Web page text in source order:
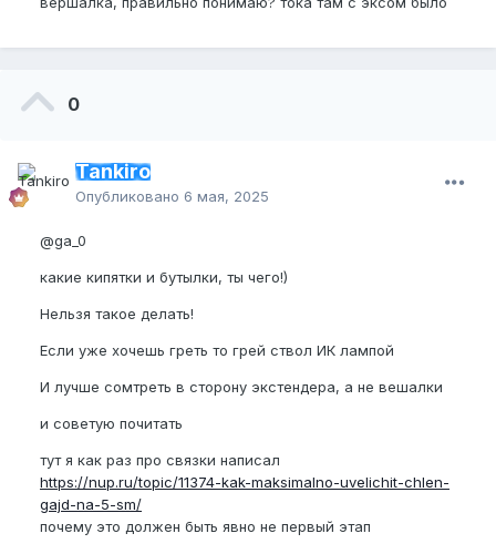
0
Tankiro
Опубликовано 6 мая, 2025
@ga_0
какие кипятки и бутылки, ты чего!)
Нельзя такое делать!
Если уже хочешь греть то грей ствол ИК лампой
И лучше сомтреть в сторону экстендера, а не вешалки
и советую почитать
тут я как раз про связки написал
https://nup.ru/topic/11374-kak-maksimalno-uvelichit-chlen-
gajd-na-5-sm/
почему это должен быть явно не первый этап